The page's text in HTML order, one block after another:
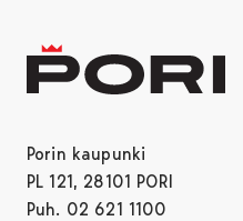
Porin kaupunki
PL 121, 28101 PORI
Puh. 02 621 1100